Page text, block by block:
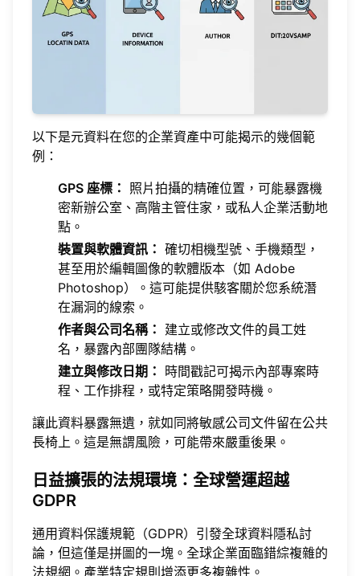
以下是元資料在您的企業資產中可能揭示的幾個範
例：
GPS 座標： 照片拍攝的精確位置，可能暴露機
密新辦公室、高階主管住家，或私人企業活動地
點。
裝置與軟體資訊： 確切相機型號、手機類型，
甚至用於編輯圖像的軟體版本（如 Adobe
Photoshop）。這可能提供駭客關於您系統潛
在漏洞的線索。
作者與公司名稱： 建立或修改文件的員工姓
名，暴露內部團隊結構。
建立與修改日期： 時間戳記可揭示內部專案時
程、工作排程，或特定策略開發時機。
讓此資料暴露無遺，就如同將敏感公司文件留在公共
長椅上。這是無謂風險，可能帶來嚴重後果。
日益擴張的法規環境：全球營運超越
GDPR
通用資料保護規範（GDPR）引發全球資料隱私討
論，但這僅是拼圖的一塊。全球企業面臨錯綜複雜的
法規網。產業特定規則增添更多複雜性。